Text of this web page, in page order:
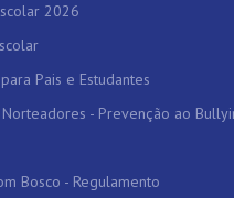
2026
Pais e Estudantes
- Prevenção ao
Bosco - Regulamento